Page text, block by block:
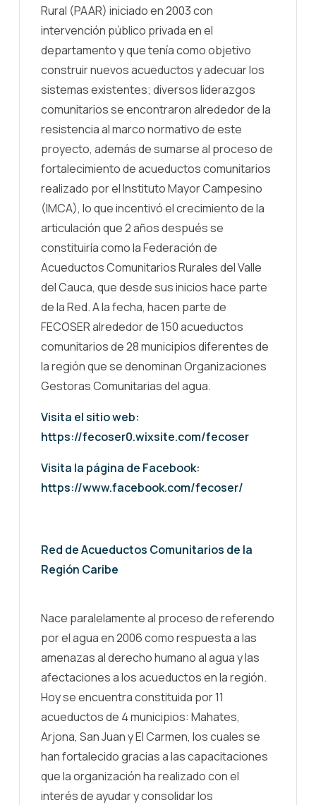
Rural (PAAR) iniciado en 2003 con
intervención público privada en el
departamento y que tenía como objetivo
construir nuevos acueductos y adecuar los
sistemas existentes; diversos liderazgos
comunitarios se encontraron alrededor de la
resistencia al marco normativo de este
proyecto, además de sumarse al proceso de
fortalecimiento de acueductos comunitarios
realizado por el Instituto Mayor Campesino
(IMCA), lo que incentivó el crecimiento de la
articulación que 2 años después se
constituiría como la Federación de
Acueductos Comunitarios Rurales del Valle
del Cauca, que desde sus inicios hace parte
de la Red. A la fecha, hacen parte de
FECOSER alrededor de 150 acueductos
comunitarios de 28 municipios diferentes de
la región que se denominan Organizaciones
Gestoras Comunitarias del agua.
Visita el sitio web:
https://fecoser0.wixsite.com/fecoser
Visita la página de Facebook:
https://www.facebook.com/fecoser/
Red de Acueductos Comunitarios de la
Región Caribe
Nace paralelamente al proceso de referendo
por el agua en 2006 como respuesta a las
amenazas al derecho humano al agua y las
afectaciones a los acueductos en la región.
Hoy se encuentra constituida por 11
acueductos de 4 municipios: Mahates,
Arjona, San Juan y El Carmen, los cuales se
han fortalecido gracias a las capacitaciones
que la organización ha realizado con el
interés de ayudar y consolidar los